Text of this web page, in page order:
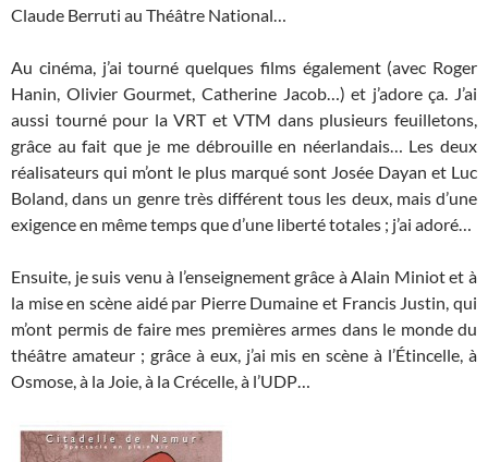
Claude Berruti au Théâtre National…
Au cinéma, j’ai tourné quelques films également (avec Roger
Hanin, Olivier Gourmet, Catherine Jacob…) et j’adore ça. J’ai
aussi tourné pour la VRT et VTM dans plusieurs feuilletons,
grâce au fait que je me débrouille en néerlandais… Les deux
réalisateurs qui m’ont le plus marqué sont Josée Dayan et Luc
Boland, dans un genre très différent tous les deux, mais d’une
exigence en même temps que d’une liberté totales ; j’ai adoré…
Ensuite, je suis venu à l’enseignement grâce à Alain Miniot et à
la mise en scène aidé par Pierre Dumaine et Francis Justin, qui
m’ont permis de faire mes premières armes dans le monde du
théâtre amateur ; grâce à eux, j’ai mis en scène à l’Étincelle, à
Osmose, à la Joie, à la Crécelle, à l’UDP…